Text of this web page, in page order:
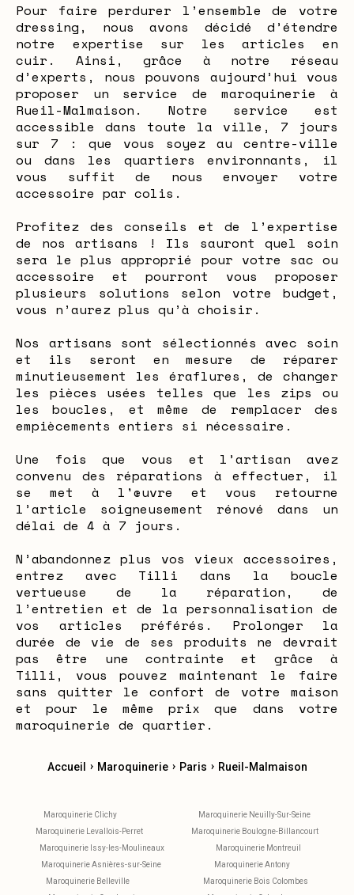
Pour faire perdurer l’ensemble de votre
dressing, nous avons décidé d’étendre
notre expertise sur les articles en
cuir. Ainsi, grâce à notre réseau
d’experts, nous pouvons aujourd’hui vous
proposer un service de maroquinerie à
Rueil-Malmaison. Notre service est
accessible dans toute la ville, 7 jours
sur 7 : que vous soyez au centre-ville
ou dans les quartiers environnants, il
vous suffit de nous envoyer votre
accessoire par colis.
Profitez des conseils et de l’expertise
de nos artisans ! Ils sauront quel soin
sera le plus approprié pour votre sac ou
accessoire et pourront vous proposer
plusieurs solutions selon votre budget,
vous n’aurez plus qu’à choisir.
Nos artisans sont sélectionnés avec soin
et ils seront en mesure de réparer
minutieusement les éraflures, de changer
les pièces usées telles que les zips ou
les boucles, et même de remplacer des
empiècements entiers si nécessaire.
Une fois que vous et l’artisan avez
convenu des réparations à effectuer, il
se met à l'œuvre et vous retourne
l’article soigneusement rénové dans un
délai de 4 à 7 jours.
N’abandonnez plus vos vieux accessoires,
entrez avec Tilli dans la boucle
vertueuse de la réparation, de
l’entretien et de la personnalisation de
vos articles préférés. Prolonger la
durée de vie de ses produits ne devrait
pas être une contrainte et grâce à
Tilli, vous pouvez maintenant le faire
sans quitter le confort de votre maison
et pour le même prix que dans votre
maroquinerie de quartier.
Accueil › Maroquinerie › Paris › Rueil-Malmaison
Maroquinerie Clichy
Maroquinerie Neuilly-Sur-Seine
Maroquinerie Levallois-Perret
Maroquinerie Boulogne-Billancourt
Maroquinerie Issy-les-Moulineaux
Maroquinerie Montreuil
Maroquinerie Asnières-sur-Seine
Maroquinerie Antony
Maroquinerie Belleville
Maroquinerie Bois Colombes